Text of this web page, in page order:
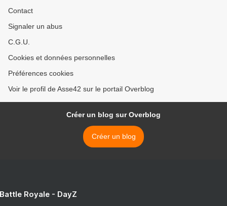
Contact
Signaler un abus
C.G.U.
Cookies et données personnelles
Préférences cookies
Voir le profil de Asse42 sur le portail Overblog
Créer un blog sur Overblog
Créer un blog
Royale - DayZ